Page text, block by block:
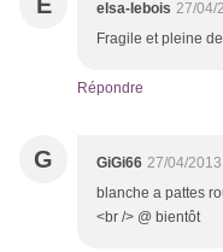
elsa-lebois 27/04/
Fragile et pleine
Répondre
G GiGi66 27/04/
blanche a pattes
<br /> @ bientôt